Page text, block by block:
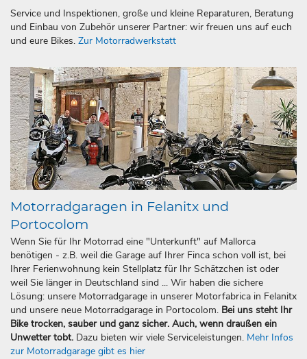
Service und Inspektionen, große und kleine Reparaturen, Beratung
und Einbau von Zubehör unserer Partner: wir freuen uns auf euch
und eure Bikes. Zur Motorradwerkstatt
Motorradgaragen in Felanitx und
Portocolom
Wenn Sie für Ihr Motorrad eine "Unterkunft" auf Mallorca
benötigen - z.B. weil die Garage auf Ihrer Finca schon voll ist, bei
Ihrer Ferienwohnung kein Stellplatz für Ihr Schätzchen ist oder
weil Sie länger in Deutschland sind ... Wir haben die sichere
Lösung: unsere Motorradgarage in unserer Motorfabrica in Felanitx
und unsere neue Motorradgarage in Portocolom. Bei uns steht Ihr
Bike trocken, sauber und ganz sicher. Auch, wenn draußen ein
Unwetter tobt. Dazu bieten wir viele Serviceleistungen. Mehr Infos
zur Motorradgarage gibt es hier